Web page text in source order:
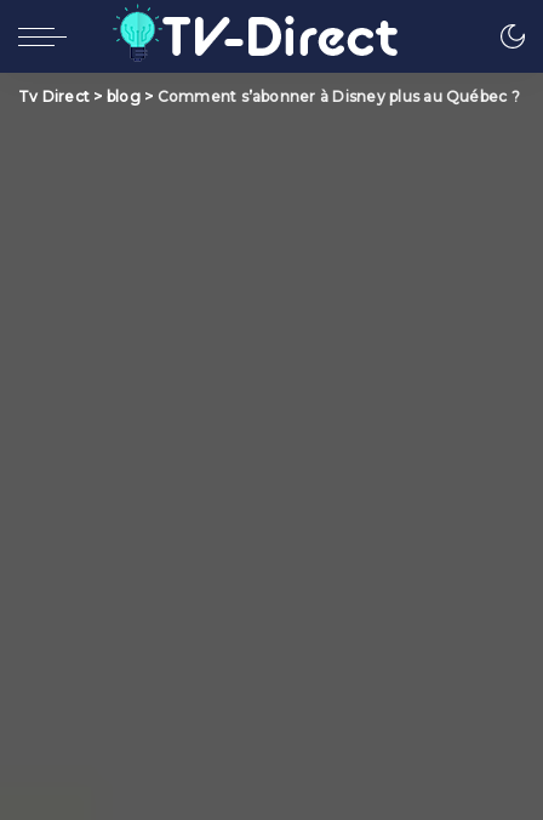
Tv Direct > blog> Comment s’abonner à Disney plus au Québec ?